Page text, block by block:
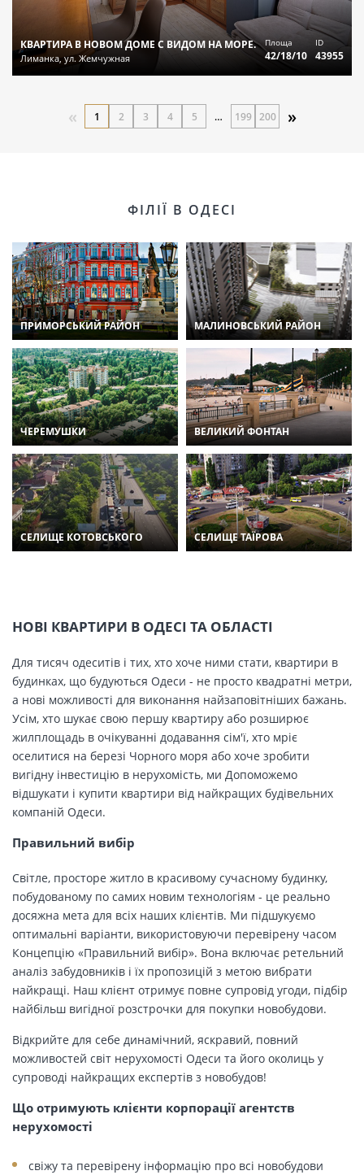
КВАРТИРА В НОВОМ ДОМЕ С ВИДОМ НА МОРЕ.
Лиманка, ул. Жемчужная
Площа
42/18/10
ID
43955
« 1 2 3 4 5 … 199 200 »
ФІЛІЇ В ОДЕСІ
ПРИМОРСЬКИЙ РАЙОН МАЛИНОВСЬКИЙ РАЙОН
ЧЕРЕМУШКИ ВЕЛИКИЙ ФОНТАН
СЕЛИЩЕ КОТОВСЬКОГО СЕЛИЩЕ ТАЇРОВА
НОВІ КВАРТИРИ В ОДЕСІ ТА ОБЛАСТІ
Для тисяч одеситів і тих, хто хоче ними стати, квартири в
будинках, що будуються Одеси - не просто квадратні метри,
а нові можливості для виконання найзаповітніших бажань.
Усім, хто шукає свою першу квартиру або розширює
жилплощадь в очікуванні додавання сім'ї, хто мріє
оселитися на березі Чорного моря або хоче зробити
вигідну інвестицію в нерухомість, ми Допоможемо
відшукати і купити квартири від найкращих будівельних
компаній Одеси.
Правильний вибір
Світле, просторе житло в красивому сучасному будинку,
побудованому по самих новим технологіям - це реально
досяжна мета для всіх наших клієнтів. Ми підшукуємо
оптимальні варіанти, використовуючи перевірену часом
Концепцію «Правильний вибір». Вона включає ретельний
аналіз забудовників і їх пропозицій з метою вибрати
найкращі. Наш клієнт отримує повне супровід угоди, підбір
найбільш вигідної розстрочки для покупки новобудови.
Відкрийте для себе динамічний, яскравий, повний
можливостей світ нерухомості Одеси та його околиць у
супроводі найкращих експертів з новобудов!
Що отримують клієнти корпорації агентств
нерухомості
свіжу та перевірену інформацію про всі новобудови